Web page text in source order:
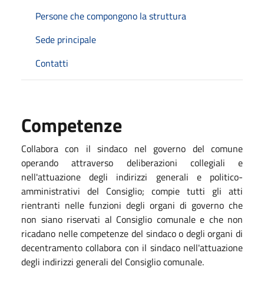
Persone che compongono la struttura
Sede principale
Contatti
Competenze
Collabora con il sindaco nel governo del comune
operando attraverso deliberazioni collegiali e
nell'attuazione degli indirizzi generali e politico-
amministrativi del Consiglio; compie tutti gli atti
rientranti nelle funzioni degli organi di governo che
non siano riservati al Consiglio comunale e che non
ricadano nelle competenze del sindaco o degli organi di
decentramento collabora con il sindaco nell'attuazione
degli indirizzi generali del Consiglio comunale.